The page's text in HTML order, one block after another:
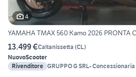
4
YAMAHA TMAX 560 Kamo 2026 PRONTA
13.499 €Caltanissetta (CL)
NuovoScooter
Rivenditore GRUPPO G SRL-